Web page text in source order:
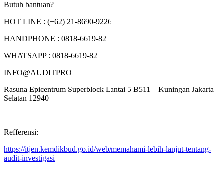
Butuh bantuan?
HOT LINE : (+62) 21-8690-9226
HANDPHONE : 0818-6619-82
WHATSAPP : 0818-6619-82
INFO@AUDITPRO
Rasuna Epicentrum Superblock Lantai 5 B511 – Kuningan Jakarta
Selatan 12940
–
Refferensi:
https://itjen.kemdikbud.go.id/web/memahami-lebih-lanjut-tentang-
audit-investigasi